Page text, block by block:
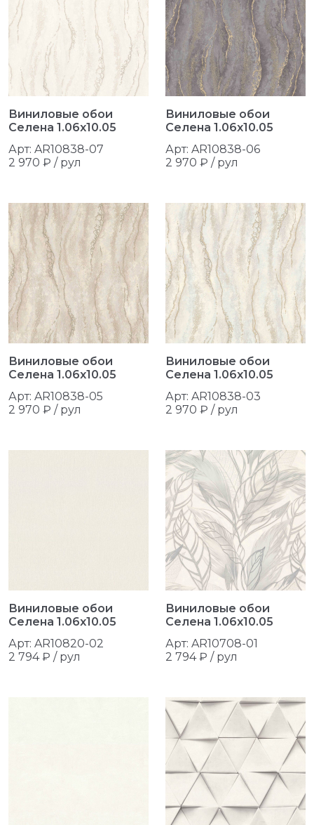
Виниловые обои
Селена 1.06x10.05
Арт: AR10838-07
2 970 ₽ / рул
Виниловые обои
Селена 1.06x10.05
Арт: AR10838-06
2 970 ₽ / рул
Виниловые обои
Селена 1.06x10.05
Арт: AR10838-05
2 970 ₽ / рул
Виниловые обои
Селена 1.06x10.05
Арт: AR10838-03
2 970 ₽ / рул
Виниловые обои
Селена 1.06x10.05
Арт: AR10820-02
2 794 ₽ / рул
Виниловые обои
Селена 1.06x10.05
Арт: AR10708-01
2 794 ₽ / рул